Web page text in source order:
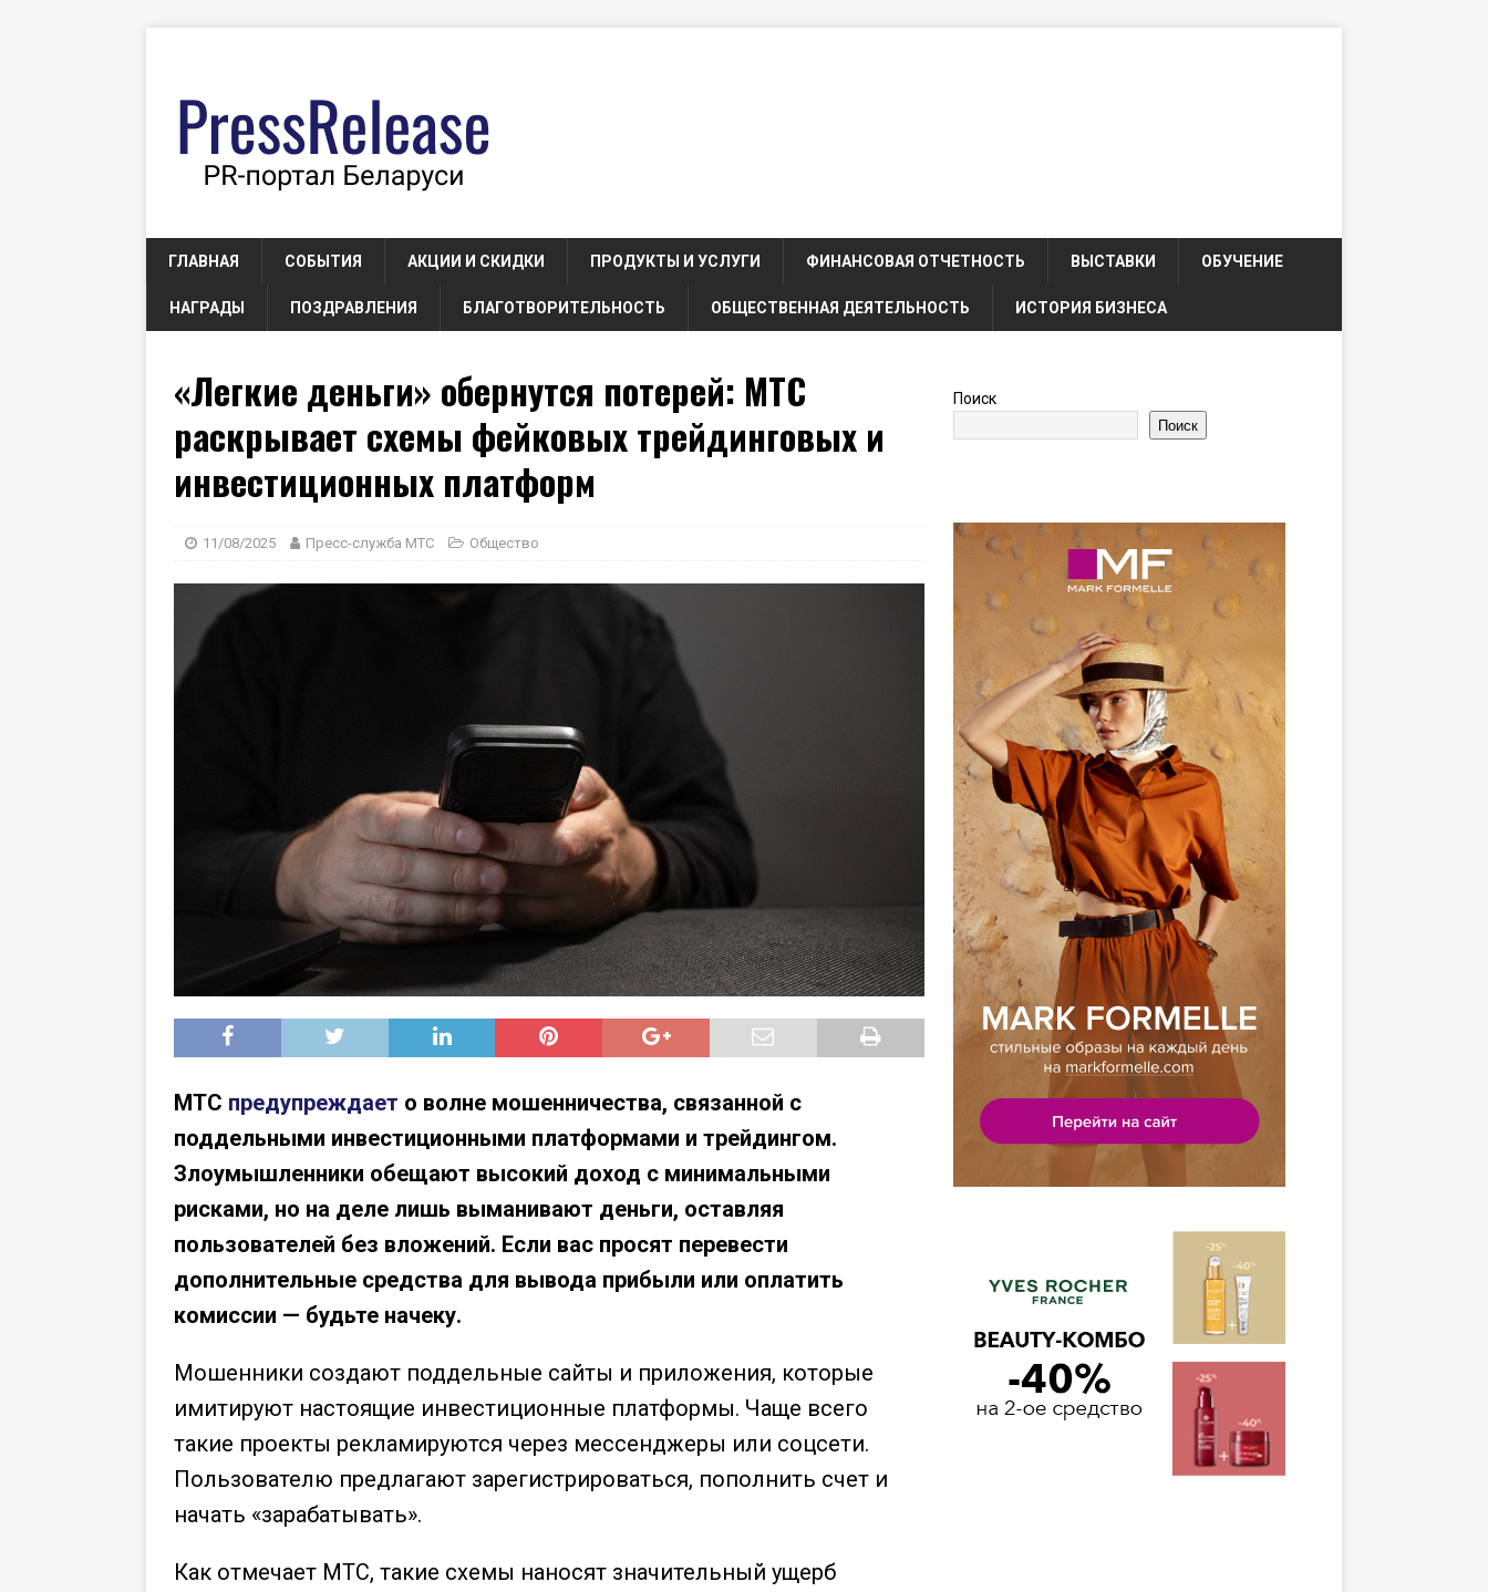
ГЛАВНАЯ СОБЫТИЯ АКЦИИ И СКИДКИ ПРОДУКТЫ И УСЛУГИ ФИНАНСОВАЯ ОТЧЕТНОСТЬ ВЫСТАВКИ ОБУЧЕНИЕ
НАГРАДЫ ПОЗДРАВЛЕНИЯ БЛАГОТВОРИТЕЛЬНОСТЬ ОБЩЕСТВЕННАЯ ДЕЯТЕЛЬНОСТЬ ИСТОРИЯ БИЗНЕСА
«Легкие деньги» обернутся потерей: МТС
раскрывает схемы фейковых трейдинговых и
инвестиционных платформ
11/08/2025 Пресс-служба МТС Общество
МТС предупреждает о волне мошенничества, связанной с
поддельными инвестиционными платформами и трейдингом.
Злоумышленники обещают высокий доход с минимальными
рисками, но на деле лишь выманивают деньги, оставляя
пользователей без вложений. Если вас просят перевести
дополнительные средства для вывода прибыли или оплатить
комиссии — будьте начеку.
Мошенники создают поддельные сайты и приложения, которые
имитируют настоящие инвестиционные платформы. Чаще всего
такие проекты рекламируются через мессенджеры или соцсети.
Пользователю предлагают зарегистрироваться, пополнить счет и
начать «зарабатывать».
Как отмечает МТС, такие схемы наносят значительный ущерб
Поиск
Поиск